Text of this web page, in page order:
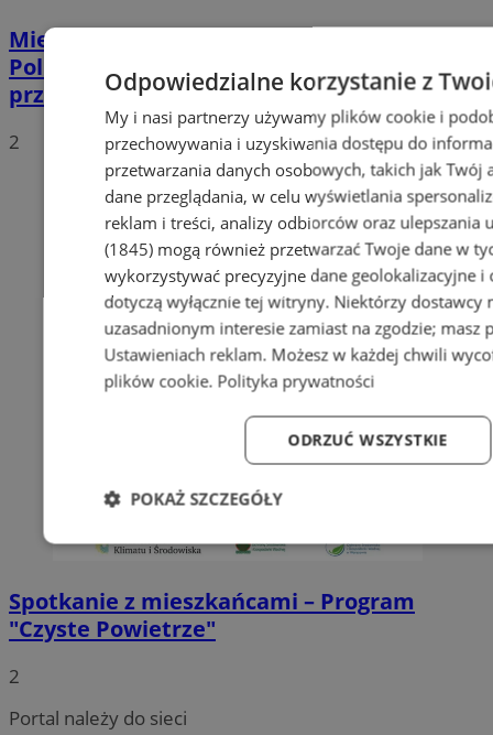
Mierniki prędkości są użytkowane przez
Policję zgodnie z obowiązującymi
przepisami
2
Spotkanie z mieszkańcami – Program
"Czyste Powietrze"
2
Portal należy do sieci
Odpowiedzialne korzystanie z
My i nasi partnerzy używamy plików cookie i
przechowywania i uzyskiwania dostępu do
przetwarzania danych osobowych, takich jak
dane przeglądania, w celu wyświetlania
reklam i treści, analizy odbiorców oraz ulepszania
(1845)mogą również przetwarzać Twoje dane w
wykorzystywać precyzyjne dane geolokalizacyjne
dotyczą wyłącznie tej witryny. Niektórzy dostawcy
uzasadnionym interesie zamiast na zgodzie; masz
Ustawieniach reklam. Możesz w każdej chwili
plików cookie. Polityka prywatności
ODRZUĆ WSZYSTKIE
POKAŻ SZCZEGÓŁY
Niezbędne Wydajność Targetowanie